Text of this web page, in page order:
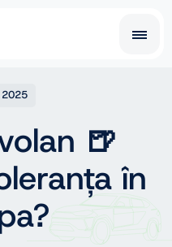
DE
FR
PL
🍺
în